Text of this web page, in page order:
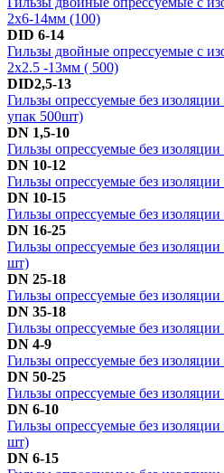
2х6-14мм (100)
DID 6-14
Гильзы двойные опрессуемые с
2х2.5 -13мм ( 500)
DID2,5-13
Гильзы опрессуемые без
упак 500шт)
DN 1,5-10
Гильзы опрессуемые без
DN 10-12
Гильзы опрессуемые без
DN 10-15
Гильзы опрессуемые без
DN 16-25
Гильзы опрессуемые без
шт)
DN 25-18
Гильзы опрессуемые без
DN 35-18
Гильзы опрессуемые без
DN 4-9
Гильзы опрессуемые без
DN 50-25
Гильзы опрессуемые без
DN 6-10
Гильзы опрессуемые без
шт)
DN 6-15